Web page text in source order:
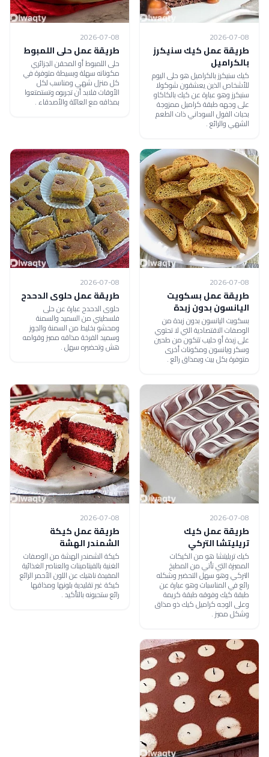
2026-07-08
طريقة عمل كيك سنيكرز
بالكراميل
كيك سنيكرز بالكراميل هو حلى اليوم
للأشخاص الذين يعشقون شوكولا
سنيكرز وهو عبارة عن كيك بالكاكاو
على وجهه طبقة كراميل ممزوجة
بحبات الفول السوداني ذات الطعم
الشهي والرائع .
2026-07-08
طريقة عمل حلى اللمبوط
حلى اللمبوط أو المحقن الجزائري
مكوناته سهلة وبسيطة متوفرة في
كل منزل شهي ومناسب لكل
الأوقات فلابد أن تجربوه وتستمتعوا
بمذاقه مع العائلة والأصدقاء .
2026-07-08
طريقة عمل بسكويت
اليانسون بدون زبدة
بسكويت اليانسون بدون زبدة من
الوصفات الاقتصادية التي لا تحتوي
على زبدة أو حليب تتكون من طحين
وسكر ويانسون ومكونات أخرى
متوفرة بكل بيت وبمذاق رائع .
2026-07-08
طريقة عمل حلوى الدحدح
حلوى الدحدح عبارة عن حلى
فلسطيني من السميد والسمنة
ومحشو بخليط من السمنة والجوز
وسميد الفرخة مذاقه مميز وقوامه
هش وتحضيره سهل .
2026-07-08
طريقة عمل كيك
تريليتشا التركي
كيك تريليتشا هو من الكيكات
المميزة التي تأتي من المطبخ
التركي وهو سهل التحضير وشكله
رائع في المناسبات وهو عبارة عن
طبقة كيك وفوقه طبقة كريمة
وعلى الوجه كراميل كيك ذو مذاق
وشكل مميز .
2026-07-08
طريقة عمل كيكة
الشمندر الهشة
كيكة الشمندر الهشة من الوصفات
الغنية بالفيتامينات والعناصر الغذائية
المفيدة ناهيك عن اللون الأحمر الرائع
كيكة غير تقليدية بلونها ومذاقها
رائع ستحبونه بالتأكيد .